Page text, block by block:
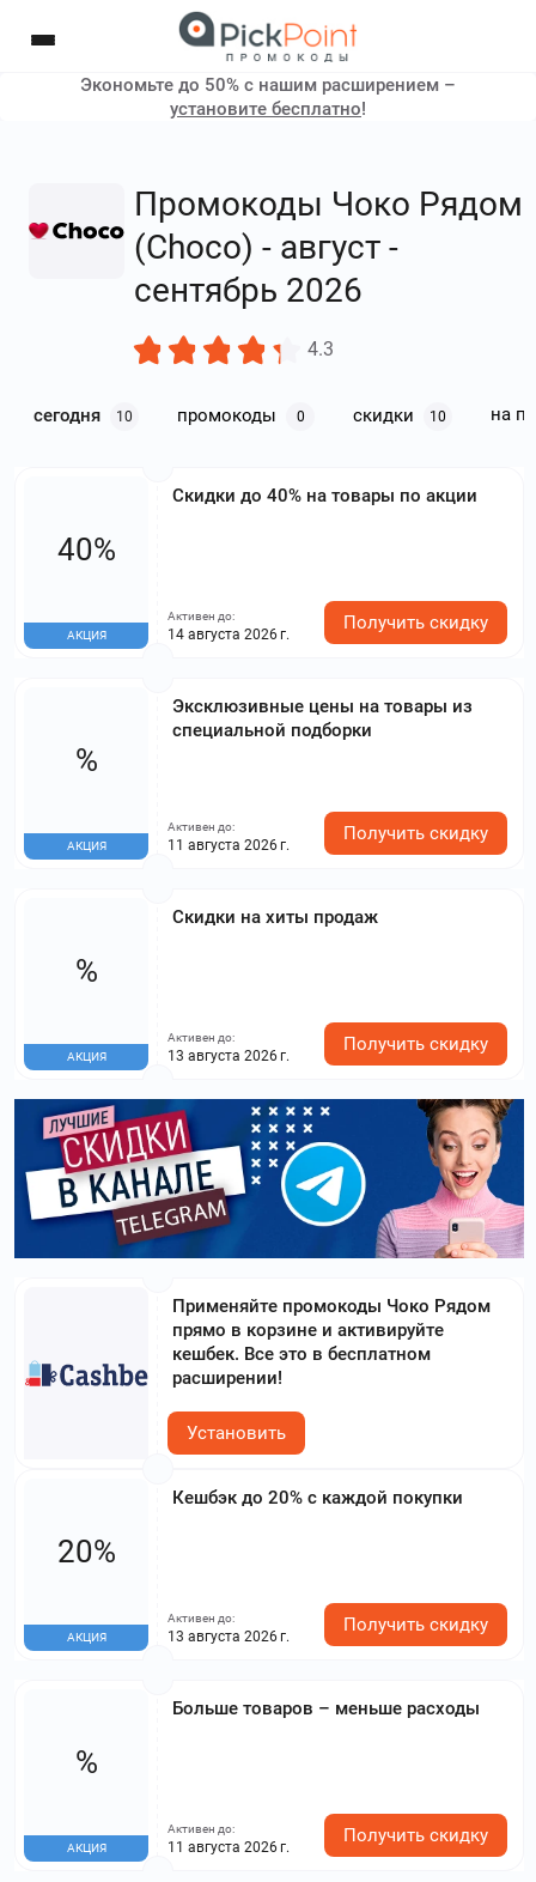
Экономьте до 50% с нашим расширением –
установите бесплатно!
Промокоды Чоко Рядом
(Choco) - август -
сентябрь 2026
4.3
сегодня 10 промокоды 0 скидки 10 на
Скидки до 40% на товары по акции
40%
АКЦИЯ
Активен до:
14 августа 2026 г.
Получить скидку
Эксклюзивные цены на товары из
специальной подборки
%
АКЦИЯ
Активен до:
11 августа 2026 г.
Получить скидку
Скидки на хиты продаж
%
АКЦИЯ
Активен до:
13 августа 2026 г.
Получить скидку
Применяйте промокоды Чоко Рядом
прямо в корзине и активируйте
кешбек. Все это в бесплатном
расширении!
Установить
Кешбэк до 20% с каждой покупки
20%
АКЦИЯ
Активен до:
13 августа 2026 г.
Получить скидку
Больше товаров – меньше расходы
%
АКЦИЯ
Активен до:
11 августа 2026 г.
Получить скидку